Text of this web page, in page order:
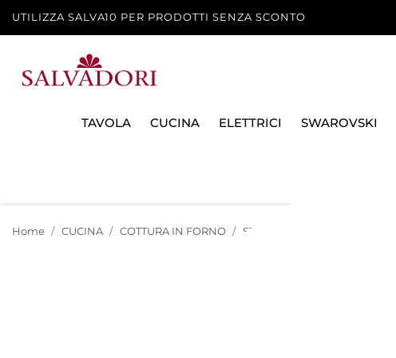
UTILIZZA SALVA10 PER PRODOTTI SENZA SCONTO
TAVOLA CUCINA ELETTRICI SWAROVSKI
Home CUCINA COTTURA IN FORNO STAMPI E TORTIERE